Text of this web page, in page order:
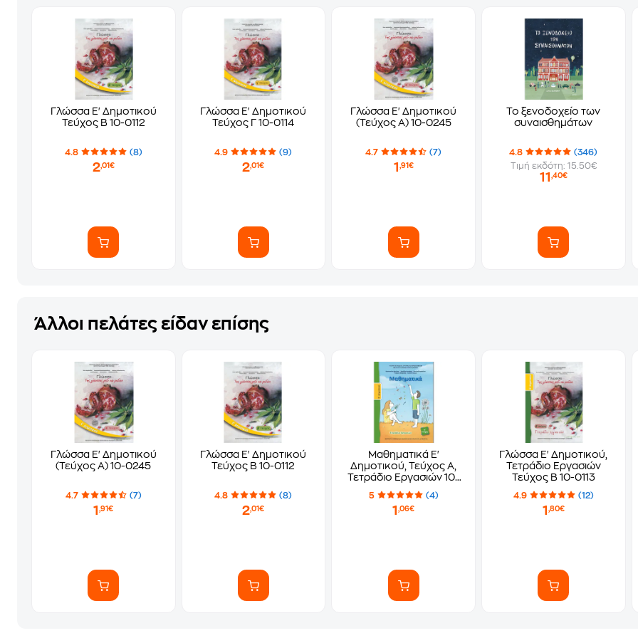
Γλώσσα Ε' Δημοτικού
Τεύχος Β 10-0112
4.8 (8)
2,01€
Γλώσσα Ε' Δημοτικού
Τεύχος Γ 10-0114
4.9 (9)
2,01€
Γλώσσα Ε' Δημοτικού
(Τεύχος Α) 10-0245
4.7 (7)
1 ,91€
Το ξενοδοχείο των
συναισθημάτων
4.8
(346)
Τιμή εκδότη: 15.50€
11 ,40€
Άλλοι πελάτες είδαν επίσης
Γλώσσα Ε' Δημοτικού
(Τεύχος Α) 10-0245
4.7 (7)
1,91€
Γλώσσα Ε' Δημοτικού
Τεύχος Β 10-0112
4.8 (8)
2,01€
Μαθηματικά Ε'
Δημοτικού, Τεύχος Α,
Τετράδιο Εργασιών 10-
0240
5 (4)
1,06€
Γλώσσα Ε' Δημοτικού,
Τετράδιο Εργασιών
Τεύχος Β 10-0113
4.9 (12)
1 ,80€